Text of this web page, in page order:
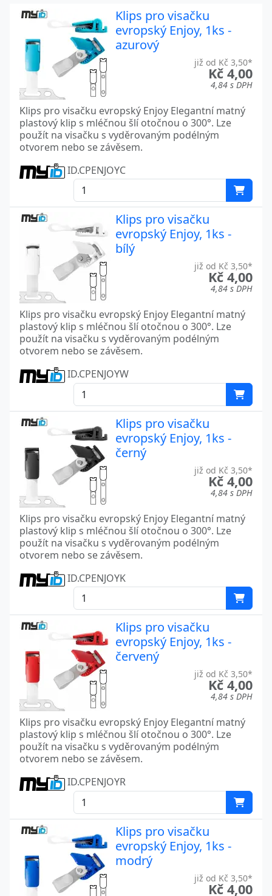
Klips pro visačku
evropský Enjoy, 1ks -
azurový
již od Kč 3,50*
Kč 4,00
4,84 s DPH
Klips pro visačku evropský Enjoy Elegantní matný
plastový klip s mléčnou šlí otočnou o 300°. Lze
použít na visačku s vyděrovaným podélným
otvorem nebo se závěsem.
ID.CPENJOYC
Klips pro visačku
evropský Enjoy, 1ks -
bílý
již od Kč 3,50*
Kč 4,00
4,84 s DPH
Klips pro visačku evropský Enjoy Elegantní matný
plastový klip s mléčnou šlí otočnou o 300°. Lze
použít na visačku s vyděrovaným podélným
otvorem nebo se závěsem.
ID.CPENJOYW
Klips pro visačku
evropský Enjoy, 1ks -
černý
již od Kč 3,50*
Kč 4,00
4,84 s DPH
Klips pro visačku evropský Enjoy Elegantní matný
plastový klip s mléčnou šlí otočnou o 300°. Lze
použít na visačku s vyděrovaným podélným
otvorem nebo se závěsem.
ID.CPENJOYK
Klips pro visačku
evropský Enjoy, 1ks -
červený
již od Kč 3,50*
Kč 4,00
4,84 s DPH
Klips pro visačku evropský Enjoy Elegantní matný
plastový klip s mléčnou šlí otočnou o 300°. Lze
použít na visačku s vyděrovaným podélným
otvorem nebo se závěsem.
ID.CPENJOYR
Klips pro visačku
evropský Enjoy, 1ks -
modrý
již od Kč 3,50*
Kč 4,00